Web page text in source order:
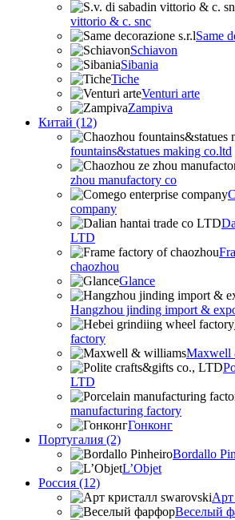
vittorio & c. snc
Same
Schiavon
Sibania
Tiche
Venturi arte
Zampiva
Китай (12)
fountains&statues making co.ltd
zhou manufactory co
company
LTD
chaozhou
Glance
Hangzhou jinding import &
factory
Maxwell
LTD
manufacturing factory
Гонконг
Португалия (2)
Bordallo
L’Objet
Россия (12)
Арт
Веселый